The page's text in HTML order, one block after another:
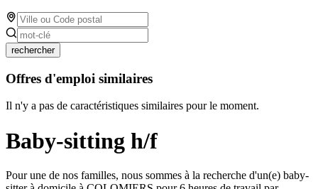
rechercher
Offres d'emploi similaires
Il n'y a pas de caractéristiques similaires pour le moment.
Baby-sitting h/f
Pour une de nos familles, nous sommes à la recherche d'un(e) baby-